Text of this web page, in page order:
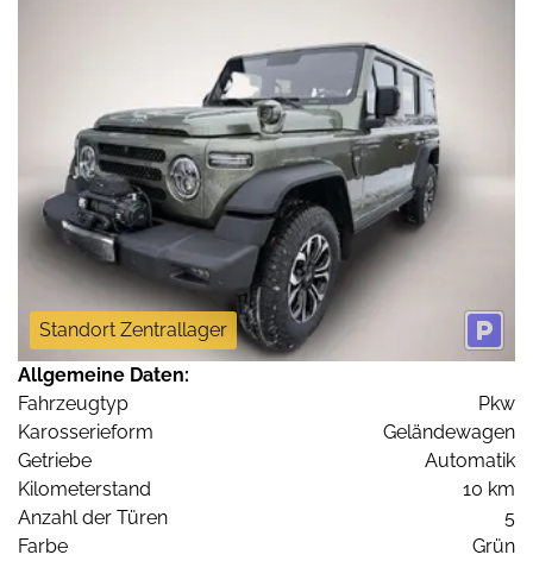
Standort Zentrallager
Allgemeine Daten:
Fahrzeugtyp
Pkw
Karosserieform
Geländewagen
Getriebe
Automatik
Kilometerstand
10 km
Anzahl der Türen
5
Farbe
Grün